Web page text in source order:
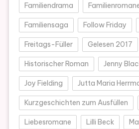
Familiendrama
Familiensaga Follow Friday
Freitags-Füller Gelesen 2017
Historischer Roman Jenny
Joy Fielding Jutta Maria
Kurzgeschichten zum Ausfüllen
Liebesromane Lilli Beck